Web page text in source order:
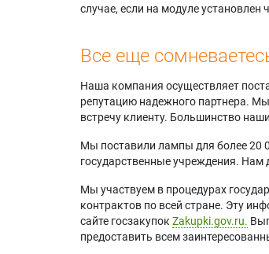
случае, если на модуле
Все еще
Наша компания осуществляет
репутацию надежного партнера. Мы
встречу клиенту. Большинство
Мы поставили лампы для более 20
государственные учреждения. Нам
Мы участвуем в процедурах
контрактов по всей стране. Эту
сайте госзакупок Zakupki.gov.ru.
предоставить всем